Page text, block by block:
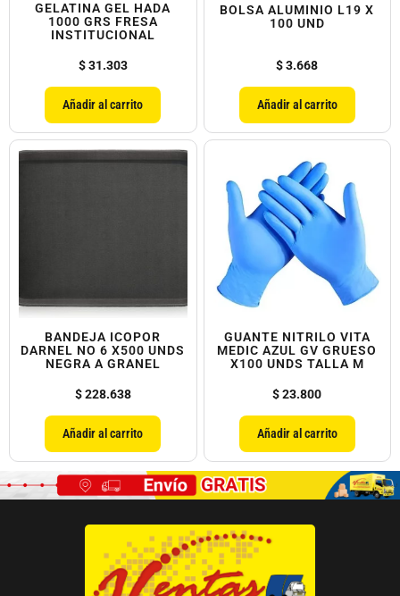
GELATINA GEL HADA
1000 GRS FRESA
INSTITUCIONAL
$31.303
Añadir al carrito
BOLSA ALUMINIO L19 X
100 UND
$3.668
Añadir al carrito
BANDEJA ICOPOR
DARNEL NO 6 X500 UNDS
NEGRA A GRANEL
$228.638
Añadir al carrito
GUANTE NITRILO VITA
MEDIC AZUL GV GRUESO
X100 UNDS TALLA M
$23.800
Añadir al carrito